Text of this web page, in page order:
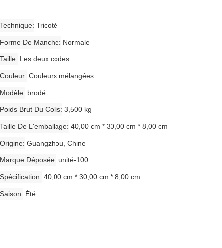
Technique Tricoté
Forme De Manche Normale
Taille Les deux codes
Couleur Couleurs mélangées
Modèle brodé
Poids Brut Du Colis 3,500 kg
Taille De L'emballage 40,00 cm * 30,00 cm * 8,00 cm
Origine Guangzhou, Chine
Marque Déposée unité-100
Spécification 40,00 cm * 30,00 cm * 8,00 cm
Saison Été